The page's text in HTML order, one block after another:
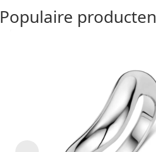
Populaire producten